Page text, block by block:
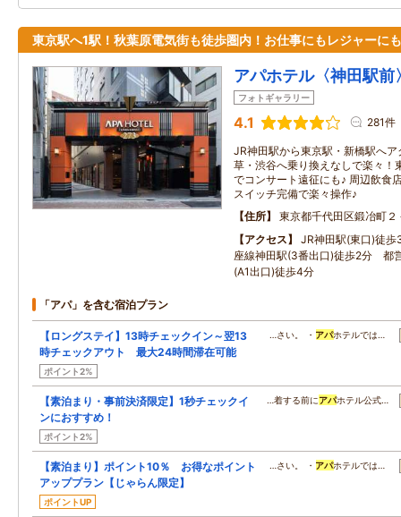
東京駅へ1駅！秋葉原電気街も徒歩圏内！お仕事にもレジャーに
アパホテル〈神田駅前
フォトギャラリー
4.1 281件
JR神田駅から東京駅・新橋駅へ
草・渋谷へ乗り換えなしで楽々！
でコンサート遠征にも♪ 周辺飲食
スイッチ完備で楽々操作♪
住所
東京都千代田区鍛冶町２
アクセス
JR神田駅(東口)徒
座線神田駅(3番出口)徒歩2分 都
(A1出口)徒歩4分
「アパ」を含む宿泊プラン
【ロングステイ】13時チェックイン～翌13
時チェックアウト 最大24時間滞在可能
ポイント2%
…さい。 ・ アパホテルでは…
【素泊まり・事前決済限定】1秒チェックイ
ンにおすすめ！
ポイント2%
…着する前にアパホテル公式…
【素泊まり】ポイント10％ お得なポイント
アッププラン【じゃらん限定】
ポイントUP
…さい。 ・ アパホテルでは…